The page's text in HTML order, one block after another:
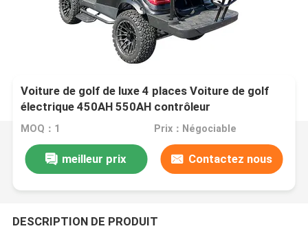
Voiture de golf de luxe 4 places Voiture de golf
électrique 450AH 550AH contrôleur
MOQ：1 Prix：Négociable
meilleur prix Contactez nous
DESCRIPTION DE PRODUIT